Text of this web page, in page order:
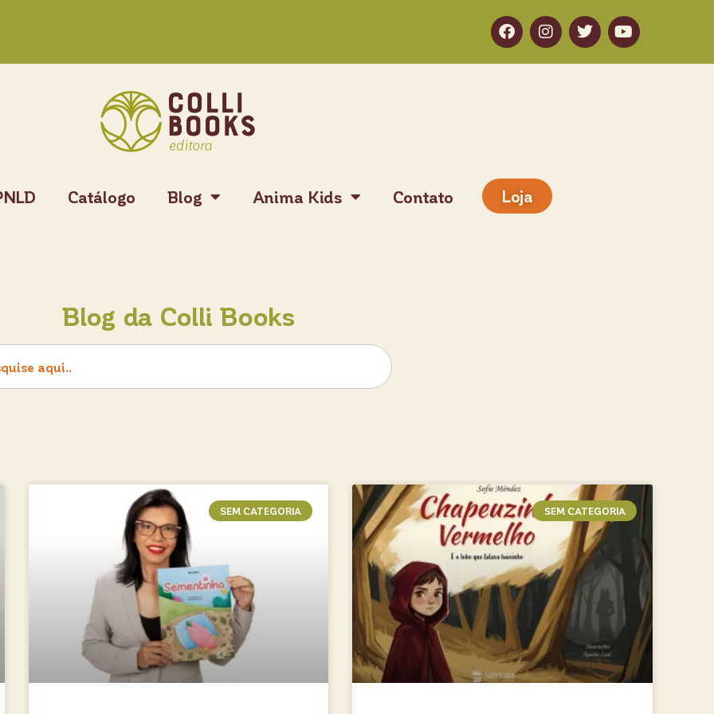
Catálogo Blog Anima Kids Contato Loja
Blog da Colli Books
SEM CATEGORIA SEM CATEGORIA